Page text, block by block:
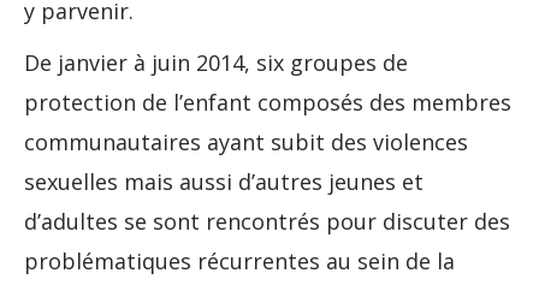
y parvenir.
De janvier à juin 2014, six groupes de
protection de l’enfant composés des membres
communautaires ayant subit des violences
sexuelles mais aussi d’autres jeunes et
d’adultes se sont rencontrés pour discuter des
problématiques récurrentes au sein de la